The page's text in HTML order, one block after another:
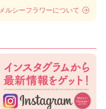
メルシーフラワーについて